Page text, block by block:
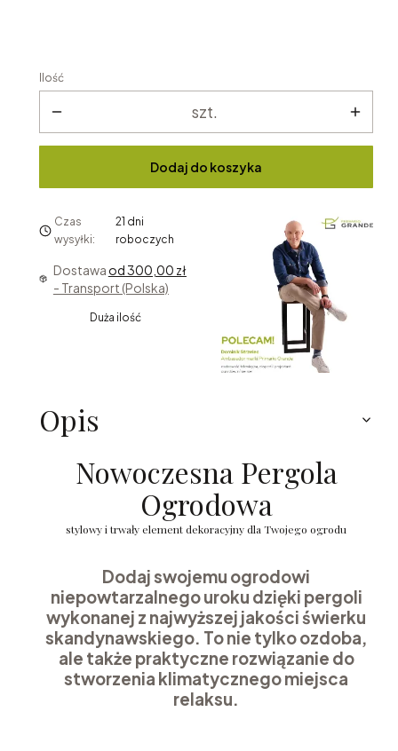
Ilość
szt.
Dodaj do koszyka
Czas
wysyłki:
21 dni
roboczych
Dostawa od 300,00 zł
- Transport (Polska)
Duża ilość
Opis
Nowoczesna Pergola
Ogrodowa
stylowy i trwały element dekoracyjny dla Twojego ogrodu
Dodaj swojemu ogrodowi
niepowtarzalnego uroku dzięki pergoli
wykonanej z najwyższej jakości świerku
skandynawskiego. To nie tylko ozdoba,
ale także praktyczne rozwiązanie do
stworzenia klimatycznego miejsca
relaksu.